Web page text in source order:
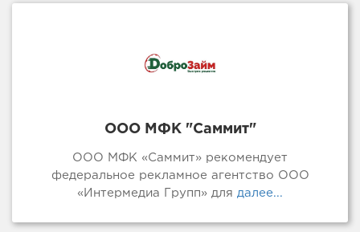
ООО МФК "Саммит"
ООО МФК «Саммит» рекомендует
федеральное рекламное агентство ООО
«Интермедиа Групп» для далее...